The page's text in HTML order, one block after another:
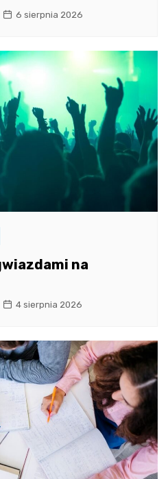
6 sierpnia 2026
na
4 sierpnia 2026